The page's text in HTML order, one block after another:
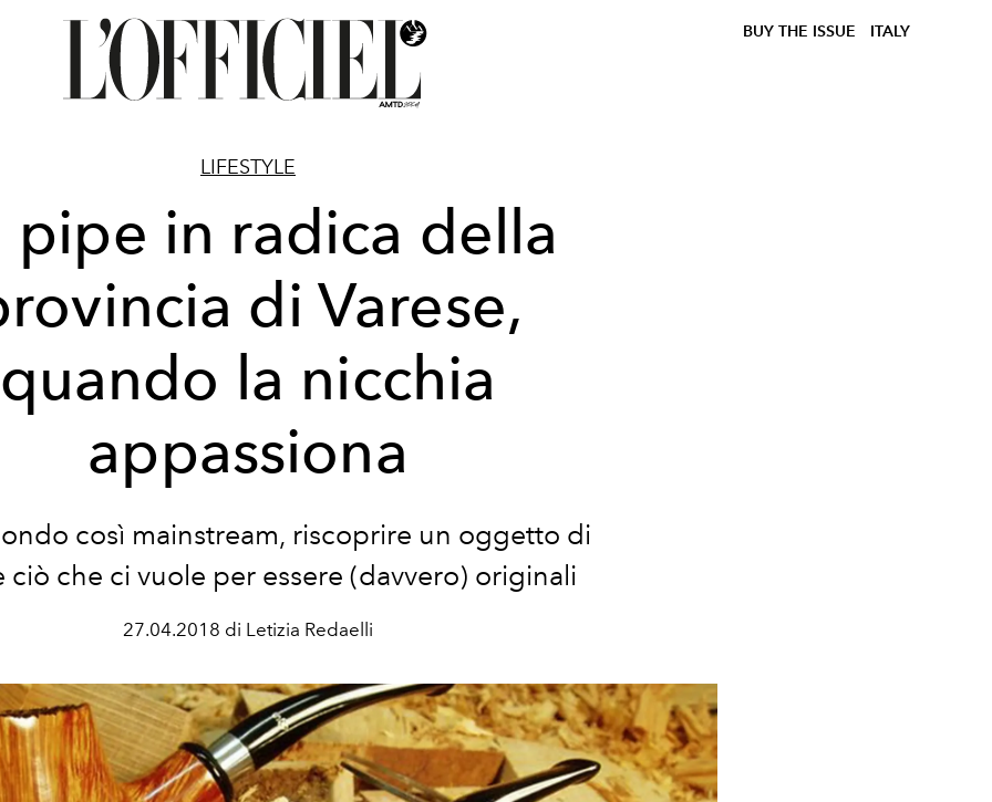
BUY THE ISSUE ITALY
LIFESTYLE
pipe in radica della
di Varese,
quando la nicchia
appassiona
così mainstream, riscoprire un oggetto di
ciò che ci vuole per essere (davvero) originali
27.04.2018 di Letizia Redaelli